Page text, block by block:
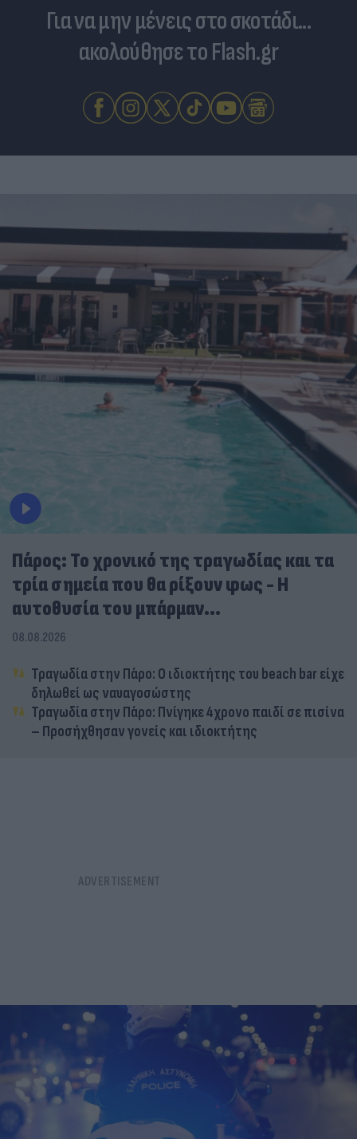
Για να μην μένεις στο σκοτάδι...
ακολούθησε το Flash.gr
Πάρος: Το χρονικό της τραγωδίας και τα
τρία σημεία που θα ρίξουν φως - Η
αυτοθυσία του μπάρμαν...
08.08.2026
Τραγωδία στην Πάρο: Ο ιδιοκτήτης του beach bar είχε
δηλωθεί ως ναυαγοσώστης
Τραγωδία στην Πάρο: Πνίγηκε 4χρονο παιδί σε πισίνα
– Προσήχθησαν γονείς και ιδιοκτήτης